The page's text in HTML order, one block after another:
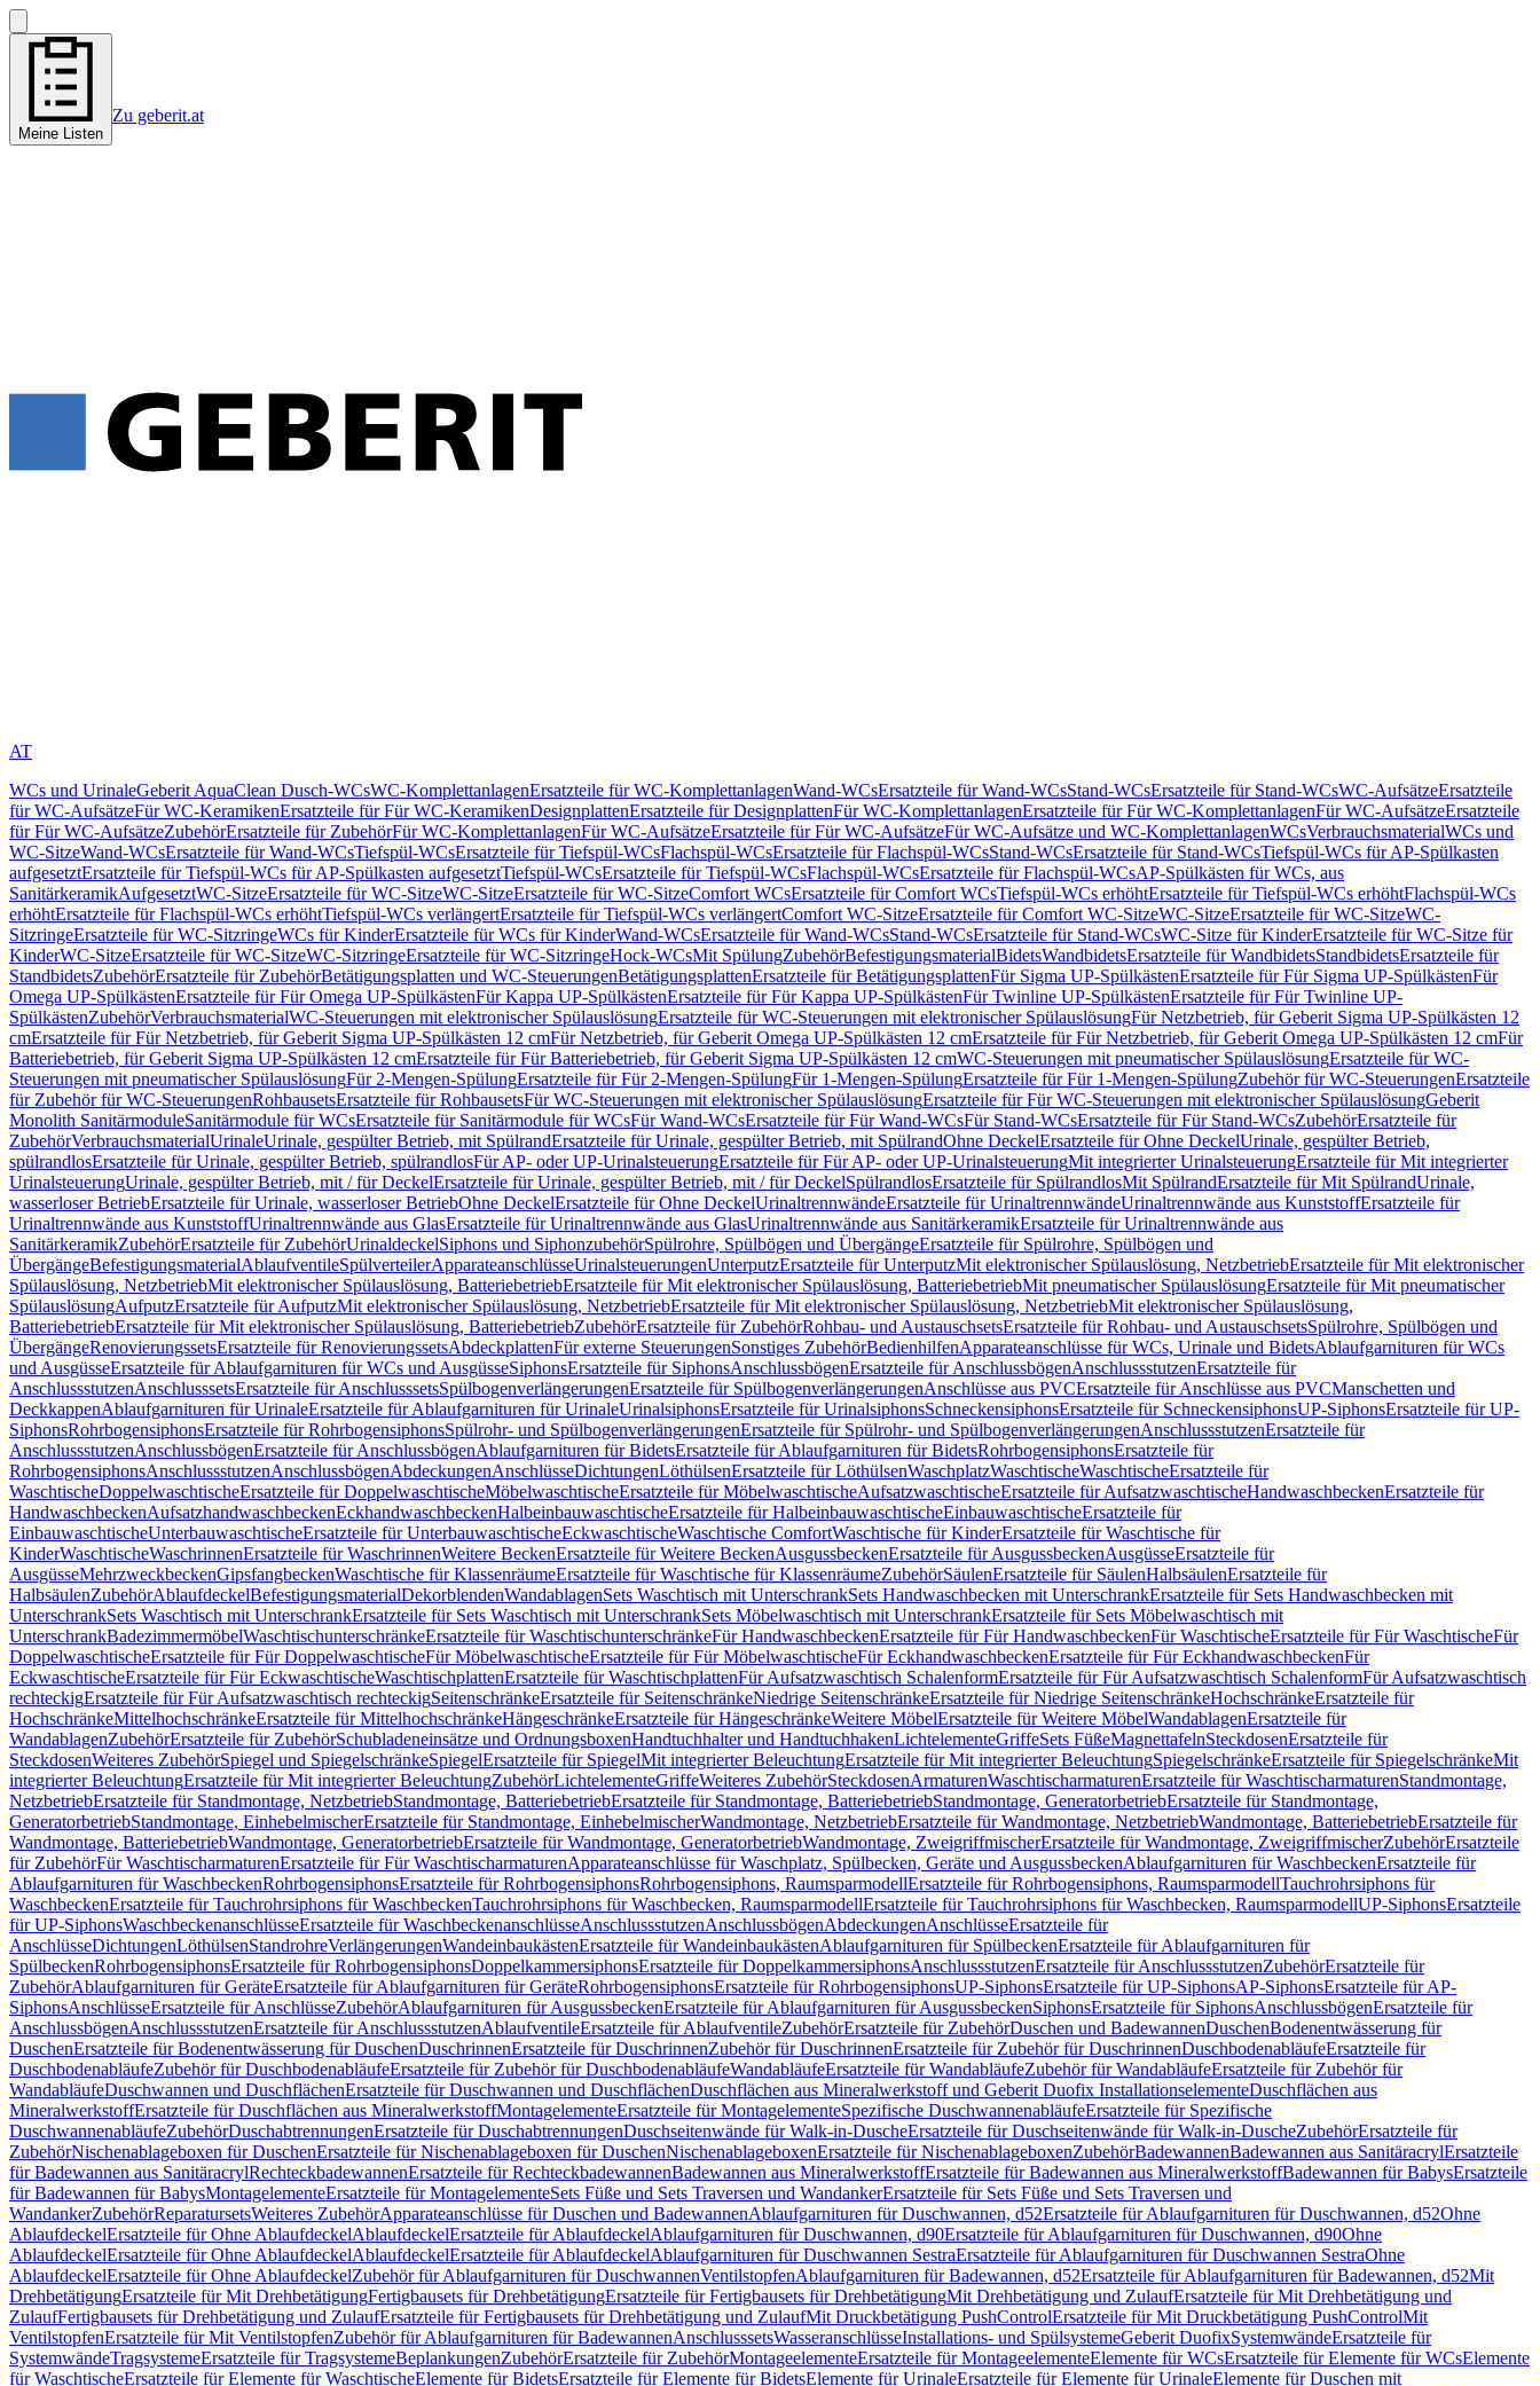
Meine Listen
Zu geberit.at
AT
WCs und UrinaleGeberit AquaClean Dusch-WCsWC-KomplettanlagenErsatzteile für WC-KomplettanlagenWand-WCsErsatzteile für Wand-WCsStand-WCsErsatzteile für Stand-WCsWC-AufsätzeErsatzteile
für WC-AufsätzeFür WC-KeramikenErsatzteile für Für WC-KeramikenDesignplattenErsatzteile für DesignplattenFür WC-KomplettanlagenErsatzteile für Für WC-KomplettanlagenFür WC-AufsätzeErsatzteile
für Für WC-AufsätzeZubehörErsatzteile für ZubehörFür WC-KomplettanlagenFür WC-AufsätzeErsatzteile für Für WC-AufsätzeFür WC-Aufsätze und WC-KomplettanlagenWCsVerbrauchsmaterialWCs und
WC-SitzeWand-WCsErsatzteile für Wand-WCsTiefspül-WCsErsatzteile für Tiefspül-WCsFlachspül-WCsErsatzteile für Flachspül-WCsStand-WCsErsatzteile für Stand-WCsTiefspül-WCs für AP-Spülkasten
aufgesetztErsatzteile für Tiefspül-WCs für AP-Spülkasten aufgesetztTiefspül-WCsErsatzteile für Tiefspül-WCsFlachspül-WCsErsatzteile für Flachspül-WCsAP-Spülkästen für WCs, aus
SanitärkeramikAufgesetztWC-SitzeErsatzteile für WC-SitzeWC-SitzeErsatzteile für WC-SitzeComfort WCsErsatzteile für Comfort WCsTiefspül-WCs erhöhtErsatzteile für Tiefspül-WCs erhöhtFlachspül-WCs
erhöhtErsatzteile für Flachspül-WCs erhöhtTiefspül-WCs verlängertErsatzteile für Tiefspül-WCs verlängertComfort WC-SitzeErsatzteile für Comfort WC-SitzeWC-SitzeErsatzteile für WC-SitzeWC-
SitzringeErsatzteile für WC-SitzringeWCs für KinderErsatzteile für WCs für KinderWand-WCsErsatzteile für Wand-WCsStand-WCsErsatzteile für Stand-WCsWC-Sitze für KinderErsatzteile für WC-Sitze für
KinderWC-SitzeErsatzteile für WC-SitzeWC-SitzringeErsatzteile für WC-SitzringeHock-WCsMit SpülungZubehörBefestigungsmaterialBidetsWandbidetsErsatzteile für WandbidetsStandbidetsErsatzteile für
StandbidetsZubehörErsatzteile für ZubehörBetätigungsplatten und WC-SteuerungenBetätigungsplattenErsatzteile für BetätigungsplattenFür Sigma UP-SpülkästenErsatzteile für Für Sigma UP-SpülkästenFür
Omega UP-SpülkästenErsatzteile für Für Omega UP-SpülkästenFür Kappa UP-SpülkästenErsatzteile für Für Kappa UP-SpülkästenFür Twinline UP-SpülkästenErsatzteile für Für Twinline UP-
SpülkästenZubehörVerbrauchsmaterialWC-Steuerungen mit elektronischer SpülauslösungErsatzteile für WC-Steuerungen mit elektronischer SpülauslösungFür Netzbetrieb, für Geberit Sigma UP-Spülkästen 12
cmErsatzteile für Für Netzbetrieb, für Geberit Sigma UP-Spülkästen 12 cmFür Netzbetrieb, für Geberit Omega UP-Spülkästen 12 cmErsatzteile für Für Netzbetrieb, für Geberit Omega UP-Spülkästen 12 cmFür
Batteriebetrieb, für Geberit Sigma UP-Spülkästen 12 cmErsatzteile für Für Batteriebetrieb, für Geberit Sigma UP-Spülkästen 12 cmWC-Steuerungen mit pneumatischer SpülauslösungErsatzteile für WC-
Steuerungen mit pneumatischer SpülauslösungFür 2-Mengen-SpülungErsatzteile für Für 2-Mengen-SpülungFür 1-Mengen-SpülungErsatzteile für Für 1-Mengen-SpülungZubehör für WC-SteuerungenErsatzteile
für Zubehör für WC-SteuerungenRohbausetsErsatzteile für RohbausetsFür WC-Steuerungen mit elektronischer SpülauslösungErsatzteile für Für WC-Steuerungen mit elektronischer SpülauslösungGeberit
Monolith SanitärmoduleSanitärmodule für WCsErsatzteile für Sanitärmodule für WCsFür Wand-WCsErsatzteile für Für Wand-WCsFür Stand-WCsErsatzteile für Für Stand-WCsZubehörErsatzteile für
ZubehörVerbrauchsmaterialUrinaleUrinale, gespülter Betrieb, mit SpülrandErsatzteile für Urinale, gespülter Betrieb, mit SpülrandOhne DeckelErsatzteile für Ohne DeckelUrinale, gespülter Betrieb,
spülrandlosErsatzteile für Urinale, gespülter Betrieb, spülrandlosFür AP- oder UP-UrinalsteuerungErsatzteile für Für AP- oder UP-UrinalsteuerungMit integrierter UrinalsteuerungErsatzteile für Mit integrierter
UrinalsteuerungUrinale, gespülter Betrieb, mit / für DeckelErsatzteile für Urinale, gespülter Betrieb, mit / für DeckelSpülrandlosErsatzteile für SpülrandlosMit SpülrandErsatzteile für Mit SpülrandUrinale,
wasserloser BetriebErsatzteile für Urinale, wasserloser BetriebOhne DeckelErsatzteile für Ohne DeckelUrinaltrennwändeErsatzteile für UrinaltrennwändeUrinaltrennwände aus KunststoffErsatzteile für
Urinaltrennwände aus KunststoffUrinaltrennwände aus GlasErsatzteile für Urinaltrennwände aus GlasUrinaltrennwände aus SanitärkeramikErsatzteile für Urinaltrennwände aus
SanitärkeramikZubehörErsatzteile für ZubehörUrinaldeckelSiphons und SiphonzubehörSpülrohre, Spülbögen und ÜbergängeErsatzteile für Spülrohre, Spülbögen und
ÜbergängeBefestigungsmaterialAblaufventileSpülverteilerApparateanschlüsseUrinalsteuerungenUnterputzErsatzteile für UnterputzMit elektronischer Spülauslösung, NetzbetriebErsatzteile für Mit elektronischer
Spülauslösung, NetzbetriebMit elektronischer Spülauslösung, BatteriebetriebErsatzteile für Mit elektronischer Spülauslösung, BatteriebetriebMit pneumatischer SpülauslösungErsatzteile für Mit pneumatischer
SpülauslösungAufputzErsatzteile für AufputzMit elektronischer Spülauslösung, NetzbetriebErsatzteile für Mit elektronischer Spülauslösung, NetzbetriebMit elektronischer Spülauslösung,
BatteriebetriebErsatzteile für Mit elektronischer Spülauslösung, BatteriebetriebZubehörErsatzteile für ZubehörRohbau- und AustauschsetsErsatzteile für Rohbau- und AustauschsetsSpülrohre, Spülbögen und
ÜbergängeRenovierungssetsErsatzteile für RenovierungssetsAbdeckplattenFür externe SteuerungenSonstiges ZubehörBedienhilfenApparateanschlüsse für WCs, Urinale und BidetsAblaufgarnituren für WCs
und AusgüsseErsatzteile für Ablaufgarnituren für WCs und AusgüsseSiphonsErsatzteile für SiphonsAnschlussbögenErsatzteile für AnschlussbögenAnschlussstutzenErsatzteile für
AnschlussstutzenAnschlusssetsErsatzteile für AnschlusssetsSpülbogenverlängerungenErsatzteile für SpülbogenverlängerungenAnschlüsse aus PVCErsatzteile für Anschlüsse aus PVCManschetten und
DeckkappenAblaufgarnituren für UrinaleErsatzteile für Ablaufgarnituren für UrinaleUrinalsiphonsErsatzteile für UrinalsiphonsSchneckensiphonsErsatzteile für SchneckensiphonsUP-SiphonsErsatzteile für UP-
SiphonsRohrbogensiphonsErsatzteile für RohrbogensiphonsSpülrohr- und SpülbogenverlängerungenErsatzteile für Spülrohr- und SpülbogenverlängerungenAnschlussstutzenErsatzteile für
AnschlussstutzenAnschlussbögenErsatzteile für AnschlussbögenAblaufgarnituren für BidetsErsatzteile für Ablaufgarnituren für BidetsRohrbogensiphonsErsatzteile für
RohrbogensiphonsAnschlussstutzenAnschlussbögenAbdeckungenAnschlüsseDichtungenLöthülsenErsatzteile für LöthülsenWaschplatzWaschtischeWaschtischeErsatzteile für
WaschtischeDoppelwaschtischeErsatzteile für DoppelwaschtischeMöbelwaschtischeErsatzteile für MöbelwaschtischeAufsatzwaschtischeErsatzteile für AufsatzwaschtischeHandwaschbeckenErsatzteile für
HandwaschbeckenAufsatzhandwaschbeckenEckhandwaschbeckenHalbeinbauwaschtischeErsatzteile für HalbeinbauwaschtischeEinbauwaschtischeErsatzteile für
EinbauwaschtischeUnterbauwaschtischeErsatzteile für UnterbauwaschtischeEckwaschtischeWaschtische ComfortWaschtische für KinderErsatzteile für Waschtische für
KinderWaschtischeWaschrinnenErsatzteile für WaschrinnenWeitere BeckenErsatzteile für Weitere BeckenAusgussbeckenErsatzteile für AusgussbeckenAusgüsseErsatzteile für
AusgüsseMehrzweckbeckenGipsfangbeckenWaschtische für KlassenräumeErsatzteile für Waschtische für KlassenräumeZubehörSäulenErsatzteile für SäulenHalbsäulenErsatzteile für
HalbsäulenZubehörAblaufdeckelBefestigungsmaterialDekorblendenWandablagenSets Waschtisch mit UnterschrankSets Handwaschbecken mit UnterschrankErsatzteile für Sets Handwaschbecken mit
UnterschrankSets Waschtisch mit UnterschrankErsatzteile für Sets Waschtisch mit UnterschrankSets Möbelwaschtisch mit UnterschrankErsatzteile für Sets Möbelwaschtisch mit
UnterschrankBadezimmermöbelWaschtischunterschränkeErsatzteile für WaschtischunterschränkeFür HandwaschbeckenErsatzteile für Für HandwaschbeckenFür WaschtischeErsatzteile für Für WaschtischeFür
DoppelwaschtischeErsatzteile für Für DoppelwaschtischeFür MöbelwaschtischeErsatzteile für Für MöbelwaschtischeFür EckhandwaschbeckenErsatzteile für Für EckhandwaschbeckenFür
EckwaschtischeErsatzteile für Für EckwaschtischeWaschtischplattenErsatzteile für WaschtischplattenFür Aufsatzwaschtisch SchalenformErsatzteile für Für Aufsatzwaschtisch SchalenformFür Aufsatzwaschtisch
rechteckigErsatzteile für Für Aufsatzwaschtisch rechteckigSeitenschränkeErsatzteile für SeitenschränkeNiedrige SeitenschränkeErsatzteile für Niedrige SeitenschränkeHochschränkeErsatzteile für
HochschränkeMittelhochschränkeErsatzteile für MittelhochschränkeHängeschränkeErsatzteile für HängeschränkeWeitere MöbelErsatzteile für Weitere MöbelWandablagenErsatzteile für
WandablagenZubehörErsatzteile für ZubehörSchubladeneinsätze und OrdnungsboxenHandtuchhalter und HandtuchhakenLichtelementeGriffeSets FüßeMagnettafelnSteckdosenErsatzteile für
SteckdosenWeiteres ZubehörSpiegel und SpiegelschränkeSpiegelErsatzteile für SpiegelMit integrierter BeleuchtungErsatzteile für Mit integrierter BeleuchtungSpiegelschränkeErsatzteile für SpiegelschränkeMit
integrierter BeleuchtungErsatzteile für Mit integrierter BeleuchtungZubehörLichtelementeGriffeWeiteres ZubehörSteckdosenArmaturenWaschtischarmaturenErsatzteile für WaschtischarmaturenStandmontage,
NetzbetriebErsatzteile für Standmontage, NetzbetriebStandmontage, BatteriebetriebErsatzteile für Standmontage, BatteriebetriebStandmontage, GeneratorbetriebErsatzteile für Standmontage,
GeneratorbetriebStandmontage, EinhebelmischerErsatzteile für Standmontage, EinhebelmischerWandmontage, NetzbetriebErsatzteile für Wandmontage, NetzbetriebWandmontage, BatteriebetriebErsatzteile für
Wandmontage, BatteriebetriebWandmontage, GeneratorbetriebErsatzteile für Wandmontage, GeneratorbetriebWandmontage, ZweigriffmischerErsatzteile für Wandmontage, ZweigriffmischerZubehörErsatzteile
für ZubehörFür WaschtischarmaturenErsatzteile für Für WaschtischarmaturenApparateanschlüsse für Waschplatz, Spülbecken, Geräte und AusgussbeckenAblaufgarnituren für WaschbeckenErsatzteile für
Ablaufgarnituren für WaschbeckenRohrbogensiphonsErsatzteile für RohrbogensiphonsRohrbogensiphons, RaumsparmodellErsatzteile für Rohrbogensiphons, RaumsparmodellTauchrohrsiphons für
WaschbeckenErsatzteile für Tauchrohrsiphons für WaschbeckenTauchrohrsiphons für Waschbecken, RaumsparmodellErsatzteile für Tauchrohrsiphons für Waschbecken, RaumsparmodellUP-SiphonsErsatzteile
für UP-SiphonsWaschbeckenanschlüsseErsatzteile für WaschbeckenanschlüsseAnschlussstutzenAnschlussbögenAbdeckungenAnschlüsseErsatzteile für
AnschlüsseDichtungenLöthülsenStandrohreVerlängerungenWandeinbaukästenErsatzteile für WandeinbaukästenAblaufgarnituren für SpülbeckenErsatzteile für Ablaufgarnituren für
SpülbeckenRohrbogensiphonsErsatzteile für RohrbogensiphonsDoppelkammersiphonsErsatzteile für DoppelkammersiphonsAnschlussstutzenErsatzteile für AnschlussstutzenZubehörErsatzteile für
ZubehörAblaufgarnituren für GeräteErsatzteile für Ablaufgarnituren für GeräteRohrbogensiphonsErsatzteile für RohrbogensiphonsUP-SiphonsErsatzteile für UP-SiphonsAP-SiphonsErsatzteile für AP-
SiphonsAnschlüsseErsatzteile für AnschlüsseZubehörAblaufgarnituren für AusgussbeckenErsatzteile für Ablaufgarnituren für AusgussbeckenSiphonsErsatzteile für SiphonsAnschlussbögenErsatzteile für
AnschlussbögenAnschlussstutzenErsatzteile für AnschlussstutzenAblaufventileErsatzteile für AblaufventileZubehörErsatzteile für ZubehörDuschen und BadewannenDuschenBodenentwässerung für
DuschenErsatzteile für Bodenentwässerung für DuschenDuschrinnenErsatzteile für DuschrinnenZubehör für DuschrinnenErsatzteile für Zubehör für DuschrinnenDuschbodenabläufeErsatzteile für
DuschbodenabläufeZubehör für DuschbodenabläufeErsatzteile für Zubehör für DuschbodenabläufeWandabläufeErsatzteile für WandabläufeZubehör für WandabläufeErsatzteile für Zubehör für
WandabläufeDuschwannen und DuschflächenErsatzteile für Duschwannen und DuschflächenDuschflächen aus Mineralwerkstoff und Geberit Duofix InstallationselementeDuschflächen aus
MineralwerkstoffErsatzteile für Duschflächen aus MineralwerkstoffMontagelementeErsatzteile für MontagelementeSpezifische DuschwannenabläufeErsatzteile für Spezifische
DuschwannenabläufeZubehörDuschabtrennungenErsatzteile für DuschabtrennungenDuschseitenwände für Walk-in-DuscheErsatzteile für Duschseitenwände für Walk-in-DuscheZubehörErsatzteile für
ZubehörNischenablageboxen für DuschenErsatzteile für Nischenablageboxen für DuschenNischenablageboxenErsatzteile für NischenablageboxenZubehörBadewannenBadewannen aus SanitäracrylErsatzteile
für Badewannen aus SanitäracrylRechteckbadewannenErsatzteile für RechteckbadewannenBadewannen aus MineralwerkstoffErsatzteile für Badewannen aus MineralwerkstoffBadewannen für BabysErsatzteile
für Badewannen für BabysMontagelementeErsatzteile für MontagelementeSets Füße und Sets Traversen und WandankerErsatzteile für Sets Füße und Sets Traversen und
WandankerZubehörReparatursetsWeiteres ZubehörApparateanschlüsse für Duschen und BadewannenAblaufgarnituren für Duschwannen, d52Ersatzteile für Ablaufgarnituren für Duschwannen, d52Ohne
AblaufdeckelErsatzteile für Ohne AblaufdeckelAblaufdeckelErsatzteile für AblaufdeckelAblaufgarnituren für Duschwannen, d90Ersatzteile für Ablaufgarnituren für Duschwannen, d90Ohne
AblaufdeckelErsatzteile für Ohne AblaufdeckelAblaufdeckelErsatzteile für AblaufdeckelAblaufgarnituren für Duschwannen SestraErsatzteile für Ablaufgarnituren für Duschwannen SestraOhne
AblaufdeckelErsatzteile für Ohne AblaufdeckelZubehör für Ablaufgarnituren für DuschwannenVentilstopfenAblaufgarnituren für Badewannen, d52Ersatzteile für Ablaufgarnituren für Badewannen, d52Mit
DrehbetätigungErsatzteile für Mit DrehbetätigungFertigbausets für DrehbetätigungErsatzteile für Fertigbausets für DrehbetätigungMit Drehbetätigung und ZulaufErsatzteile für Mit Drehbetätigung und
ZulaufFertigbausets für Drehbetätigung und ZulaufErsatzteile für Fertigbausets für Drehbetätigung und ZulaufMit Druckbetätigung PushControlErsatzteile für Mit Druckbetätigung PushControlMit
VentilstopfenErsatzteile für Mit VentilstopfenZubehör für Ablaufgarnituren für BadewannenAnschlusssetsWasseranschlüsseInstallations- und SpülsystemeGeberit DuofixSystemwändeErsatzteile für
SystemwändeTragsystemeErsatzteile für TragsystemeBeplankungenZubehörErsatzteile für ZubehörMontageelementeErsatzteile für MontageelementeElemente für WCsErsatzteile für Elemente für WCsElemente
für WaschtischeErsatzteile für Elemente für WaschtischeElemente für BidetsErsatzteile für Elemente für BidetsElemente für UrinaleErsatzteile für Elemente für UrinaleElemente für Duschen mit